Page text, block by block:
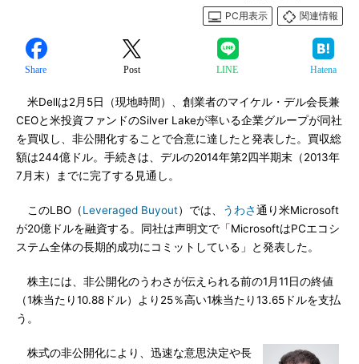
PC用表示
関連情報
Share Post LINE Hatena
米Dellは2月5日（現地時間）、創業者のマイケル・デル会長兼
CEOと米投資ファンドのSilver Lakeが率いる企業グループが同社
を買収し、非公開化することで合意に達したと発表した。買収総
額は244億ドル。手続きは、デルの2014年第2四半期末（2013年
7月末）までに完了する見通し。
このLBO（Leveraged Buyout）では、 うわさ通り米Microsoft
が20億ドルを融資する。同社は声明文で「MicrosoftはPCエコシ
ステム全体の長期的成功にコミットしている」と発表した。
株主には、非公開化のうわさが伝えられる前の1月11日の終値
（1株当たり10.88ドル）より25％高い1株当たり13.65ドルを支払
う。
株式の非公開化により、迅速な意思決定や長